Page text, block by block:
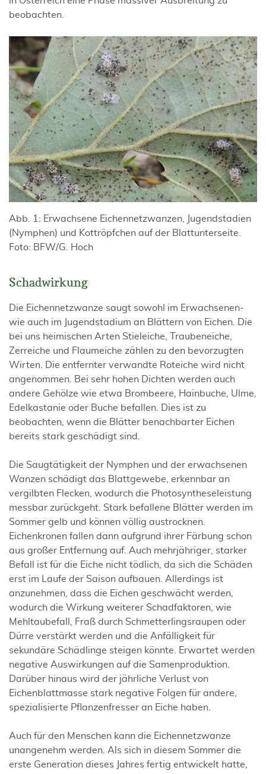
beobachten.
Abb. 1: Erwachsene Eichennetzwanzen, Jugendstadien
(Nymphen) und Kottröpfchen auf der Blattunterseite.
Foto: BFW/G. Hoch
Schadwirkung
Die Eichennetzwanze saugt sowohl im Erwachsenen-
wie auch im Jugendstadium an Blättern von Eichen. Die
bei uns heimischen Arten Stieleiche, Traubeneiche,
Zerreiche und Flaumeiche zählen zu den bevorzugten
Wirten. Die entfernter verwandte Roteiche wird nicht
angenommen. Bei sehr hohen Dichten werden auch
andere Gehölze wie etwa Brombeere, Hainbuche, Ulme,
Edelkastanie oder Buche befallen. Dies ist zu
beobachten, wenn die Blätter benachbarter Eichen
bereits stark geschädigt sind.
Die Saugtätigkeit der Nymphen und der erwachsenen
Wanzen schädigt das Blattgewebe, erkennbar an
vergilbten Flecken, wodurch die Photosyntheseleistung
messbar zurückgeht. Stark befallene Blätter werden im
Sommer gelb und können völlig austrocknen.
Eichenkronen fallen dann aufgrund ihrer Färbung schon
aus großer Entfernung auf. Auch mehrjähriger, starker
Befall ist für die Eiche nicht tödlich, da sich die Schäden
erst im Laufe der Saison aufbauen. Allerdings ist
anzunehmen, dass die Eichen geschwächt werden,
wodurch die Wirkung weiterer Schadfaktoren, wie
Mehltaubefall, Fraß durch Schmetterlingsraupen oder
Dürre verstärkt werden und die Anfälligkeit für
sekundäre Schädlinge steigen könnte. Erwartet werden
negative Auswirkungen auf die Samenproduktion.
Darüber hinaus wird der jährliche Verlust von
Eichenblattmasse stark negative Folgen für andere,
spezialisierte Pflanzenfresser an Eiche haben.
Auch für den Menschen kann die Eichennetzwanze
unangenehm werden. Als sich in diesem Sommer die
erste Generation dieses Jahres fertig entwickelt hatte,